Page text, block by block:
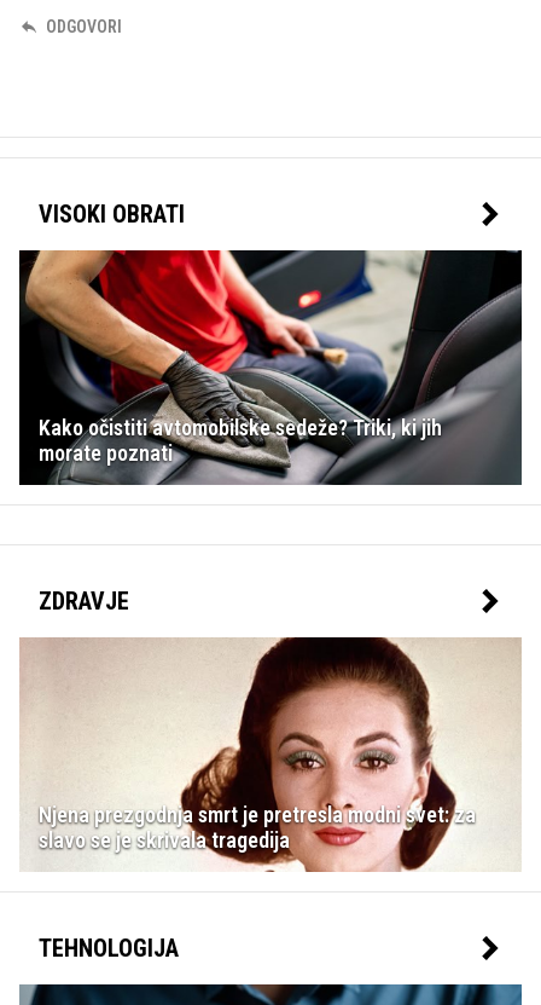
ODGOVORI
VISOKI OBRATI
Kako očistiti avtomobilske sedeže? Triki, ki jih
morate poznati
ZDRAVJE
Njena prezgodnja smrt je pretresla modni svet: za
slavo se je skrivala tragedija
TEHNOLOGIJA